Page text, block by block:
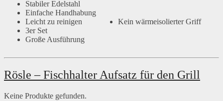
Stabiler Edelstahl
Einfache Handhabung
Leicht zu reinigen
3er Set
Große Ausführung
Kein wärmeisolierter Griff
Rösle – Fischhalter Aufsatz für den Grill
Keine Produkte gefunden.